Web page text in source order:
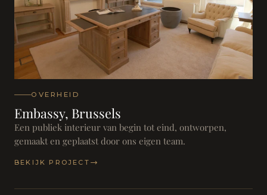
OVERHEID
Embassy, Brussels
Een publiek interieur van begin tot eind, ontworpen,
gemaakt en geplaatst door ons eigen team.
BEKIJK PROJECT